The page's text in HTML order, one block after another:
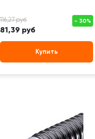
81,39 руб
Купить